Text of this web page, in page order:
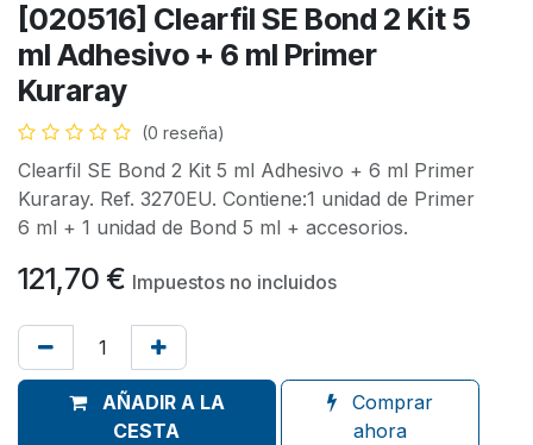
[020516] Clearfil SE Bond 2 Kit 5
ml Adhesivo + 6 ml Primer
Kuraray
(0 reseña)
Clearfil SE Bond 2 Kit 5 ml Adhesivo + 6 ml Primer
Kuraray. Ref. 3270EU. Contiene:1 unidad de Primer
6 ml + 1 unidad de Bond 5 ml + accesorios.
121,70 € Impuestos no incluidos
AÑADIR A LA
CESTA
Comprar
ahora